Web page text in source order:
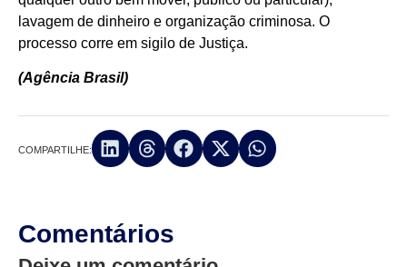
lavagem de dinheiro e organização criminosa. O
processo corre em sigilo de Justiça.
(Agência Brasil)
COMPARTILHE:
Comentários